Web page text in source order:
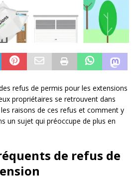
refus de permis pour les extensions
propriétaires se retrouvent dans
les raisons de ces refus et comment y
un sujet qui préoccupe de plus en
de refus de